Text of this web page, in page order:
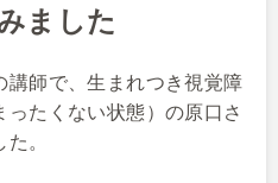
ました
講師で、生まれつき視覚障
たくない状態）の原口さ
。